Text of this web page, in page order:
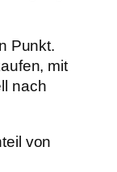
Punkt.
mit
nach
von